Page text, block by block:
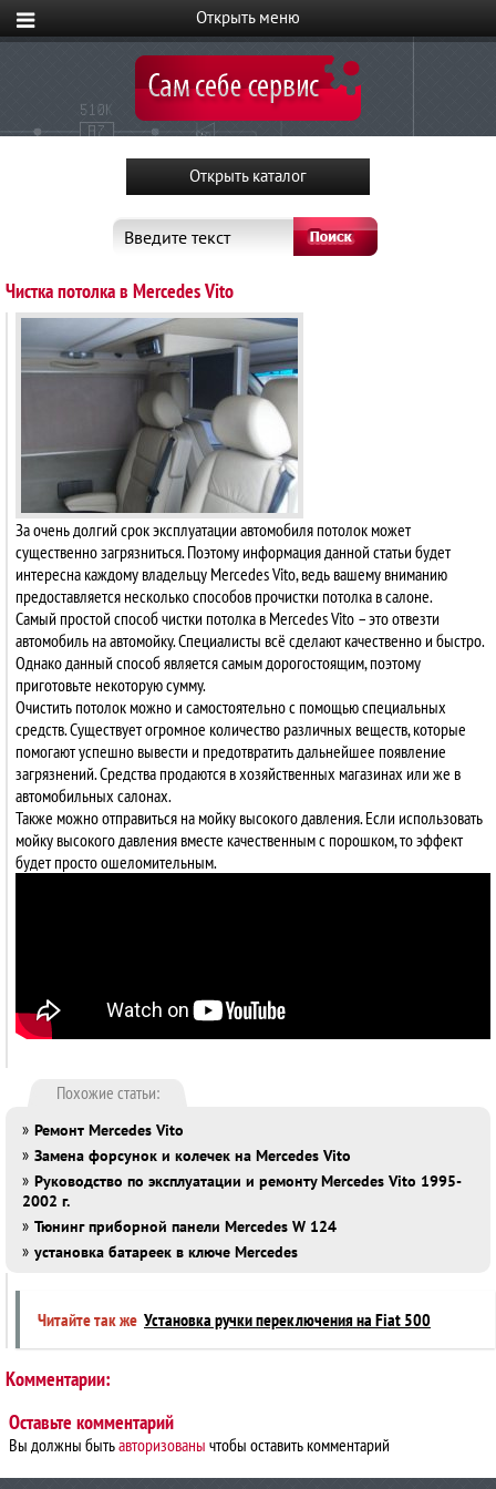
Введите текст
Чистка потолка в Mercedes Vito
За очень долгий срок эксплуатации автомобиля потолок может
существенно загрязниться. Поэтому информация данной статьи будет
интересна каждому владельцу Mercedes Vito, ведь вашему вниманию
предоставляется несколько способов прочистки потолка в салоне.
Самый простой способ чистки потолка в Mercedes Vito – это отвезти
автомобиль на автомойку. Специалисты всё сделают качественно и быстро.
Однако данный способ является самым дорогостоящим, поэтому
приготовьте некоторую сумму.
Очистить потолок можно и самостоятельно с помощью специальных
средств. Существует огромное количество различных веществ, которые
помогают успешно вывести и предотвратить дальнейшее появление
загрязнений. Средства продаются в хозяйственных магазинах или же в
автомобильных салонах.
Также можно отправиться на мойку высокого давления. Если использовать
мойку высокого давления вместе качественным с порошком, то эффект
будет просто ошеломительным.
Похожие статьи:
» Ремонт Mercedes Vito
» Замена форсунок и колечек на Mercedes Vito
» Руководство по эксплуатации и ремонту Mercedes Vito 1995-
2002 г.
» Тюнинг приборной панели Mercedes W 124
» установка батареек в ключе Mercedes
Читайте так же Установка ручки переключения на Fiat 500
Комментарии:
Оставьте комментарий
Вы должны бытьавторизованы чтобы оставить комментарий